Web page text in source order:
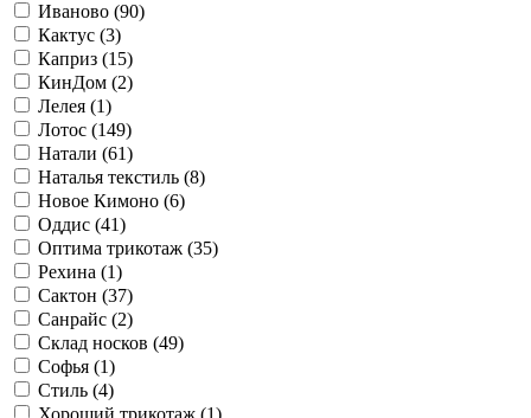
Иваново (90)
Кактус (3)
Каприз (15)
КинДом (2)
Лелея (1)
Лотос (149)
Натали (61)
Наталья текстиль (8)
Новое Кимоно (6)
Оддис (41)
Оптима трикотаж (35)
Рехина (1)
Сактон (37)
Санрайс (2)
Склад носков (49)
Софья (1)
Стиль (4)